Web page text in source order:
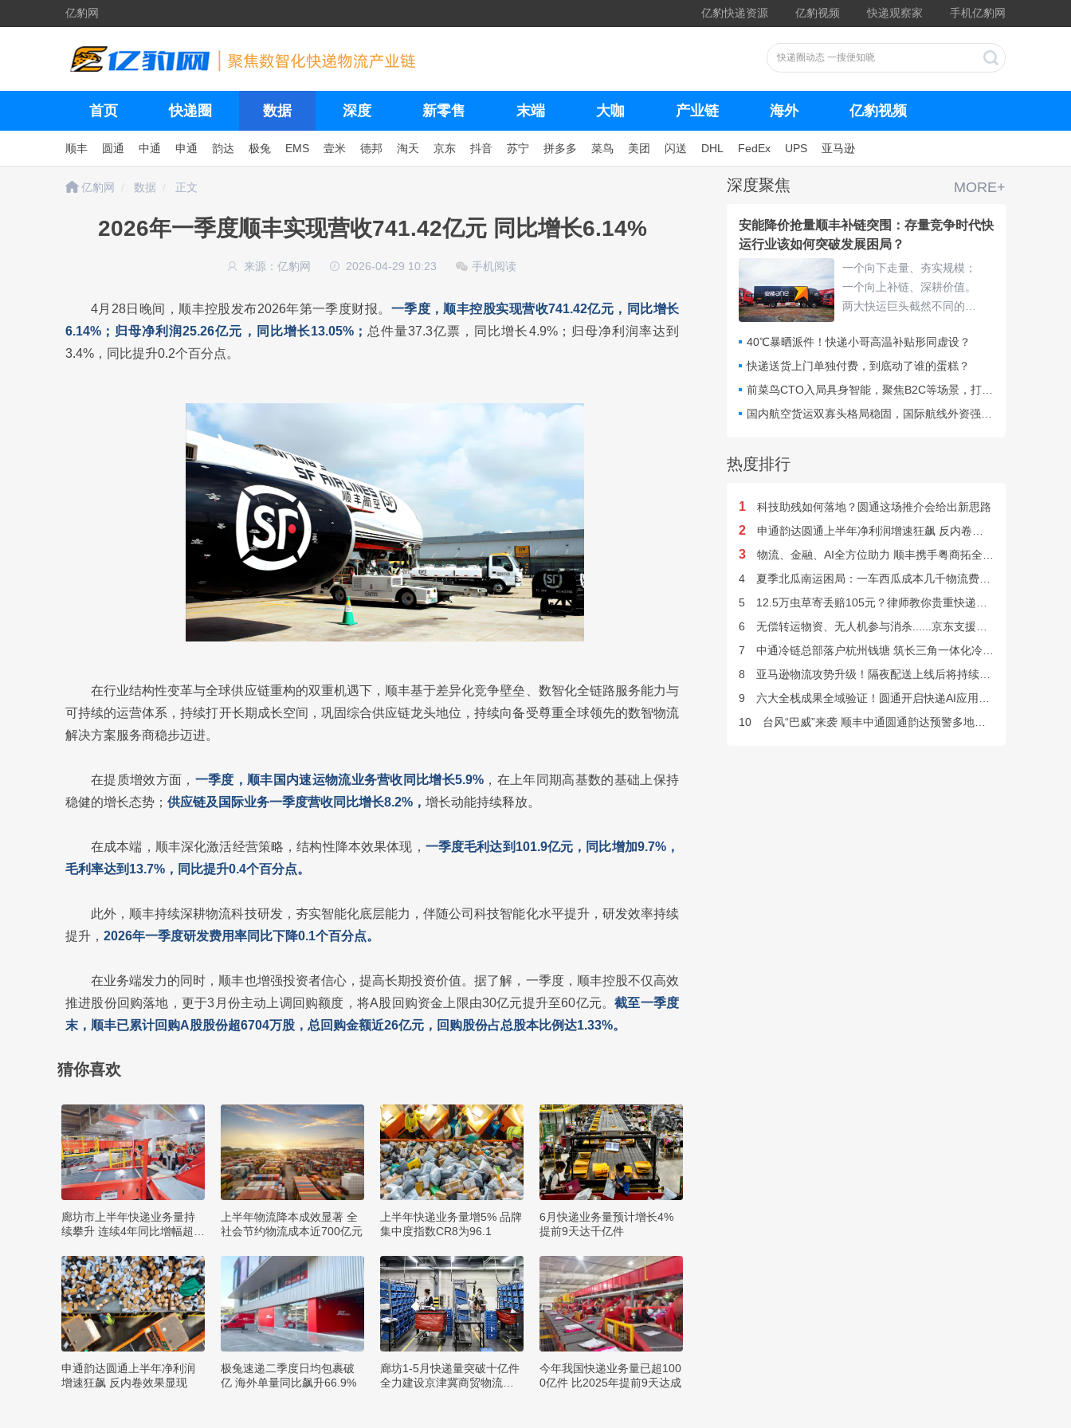
亿豹网 亿豹快递资源 亿豹视频 快递观察家 手机亿豹网
首页 快递圈 数据 深度 新零售 末端 大咖 产业链 海外 亿豹视频
顺丰 圆通 中通 申通 韵达 极兔 EMS 壹米 德邦 淘天 京东 抖音 苏宁 拼多多 菜鸟 美团 闪送 DHL FedEx UPS 亚马逊
亿豹网 数据 正文
2026年一季度顺丰实现营收741.42亿元 同比增长6.14%
来源：亿豹网 2026-04-29 10:23 手机阅读
4月28日晚间，顺丰控股发布2026年第一季度财报。 一季度，顺丰控股实现营收741.42亿元，同比增长
6.14%；归母净利润25.26亿元，同比增长13.05%； 总件量37.3亿票，同比增长4.9%；归母净利润率达到
3.4%，同比提升0.2个百分点。
在行业结构性变革与全球供应链重构的双重机遇下，顺丰基于差异化竞争壁垒、数智化全链路服务能力与
可持续的运营体系，持续打开长期成长空间，巩固综合供应链龙头地位，持续向备受尊重全球领先的数智物流
解决方案服务商稳步迈进。
在提质增效方面， 一季度，顺丰国内速运物流业务营收同比增长5.9% ，在上年同期高基数的基础上保持
稳健的增长态势； 供应链及国际业务一季度营收同比增长8.2%， 增长动能持续释放。
在成本端，顺丰深化激活经营策略，结构性降本效果体现， 一季度毛利达到101.9亿元，同比增加9.7%，
毛利率达到13.7%，同比提升0.4个百分点。
此外，顺丰持续深耕物流科技研发，夯实智能化底层能力，伴随公司科技智能化水平提升，研发效率持续
提升， 2026年一季度研发费用率同比下降0.1个百分点。
在业务端发力的同时，顺丰也增强投资者信心，提高长期投资价值。据了解，一季度，顺丰控股不仅高效
推进股份回购落地，更于3月份主动上调回购额度，将A股回购资金上限由30亿元提升至60亿元。截至一季度
末，顺丰已累计回购A股股份超6704万股，总回购金额近26亿元，回购股份占总股本比例达1.33%。
猜你喜欢
廊坊市上半年快递业务量持
续攀升 连续4年同比增幅超2
上半年物流降本成效显著 全
社会节约物流成本近700亿元
上半年快递业务量增5% 品牌
集中度指数CR8为96.1
6月快递业务量预计增长4%
提前9天达千亿件
申通韵达圆通上半年净利润
增速狂飙 反内卷效果显现
极兔速递二季度日均包裹破
亿 海外单量同比飙升66.9%
廊坊1-5月快递量突破十亿件
全力建设京津冀商贸物流中
今年我国快递业务量已超100
0亿件 比2025年提前9天达成
MORE+
深度聚焦
安能降价抢量顺丰补链突围：存量竞争时代快
运行业该如何突破发展困局？
一个向下走量、夯实规模；
一个向上补链、深耕价值。
两大快运巨头截然不同的发
出了核心命题：存量竞争时
代，企业究竟依靠何种模式
才能实现长期稳健发展？
40℃暴晒派件！快递小哥高温补贴形同虚设？
快递送货上门单独付费，到底动了谁的蛋糕？
热度排行
1 科技助残如何落地？圆通这场推介会给出新思路
2 申通韵达圆通上半年净利润增速狂飙 反内卷效果显现
3
物流、金融、AI全方位助力 顺丰携手粤商拓全球市场
4
夏季北瓜南运困局：一车西瓜成本几千物流费上万谁来解？
5
12.5万虫草寄丢赔105元？律师教你贵重快递丢失如何维权
6
无偿转运物资、无人机参与消杀......京东支援广西灾后重建
7
中通冷链总部落户杭州钱塘 筑长三角一体化冷链中枢基地
8
亚马逊物流攻势升级！隔夜配送上线后将持续挤压快递巨头
9
六大全栈成果全域验证！圆通开启快递AI应用规模化落地
10
台风“巴威”来袭 顺丰中通圆通韵达预警多地快件派送延误